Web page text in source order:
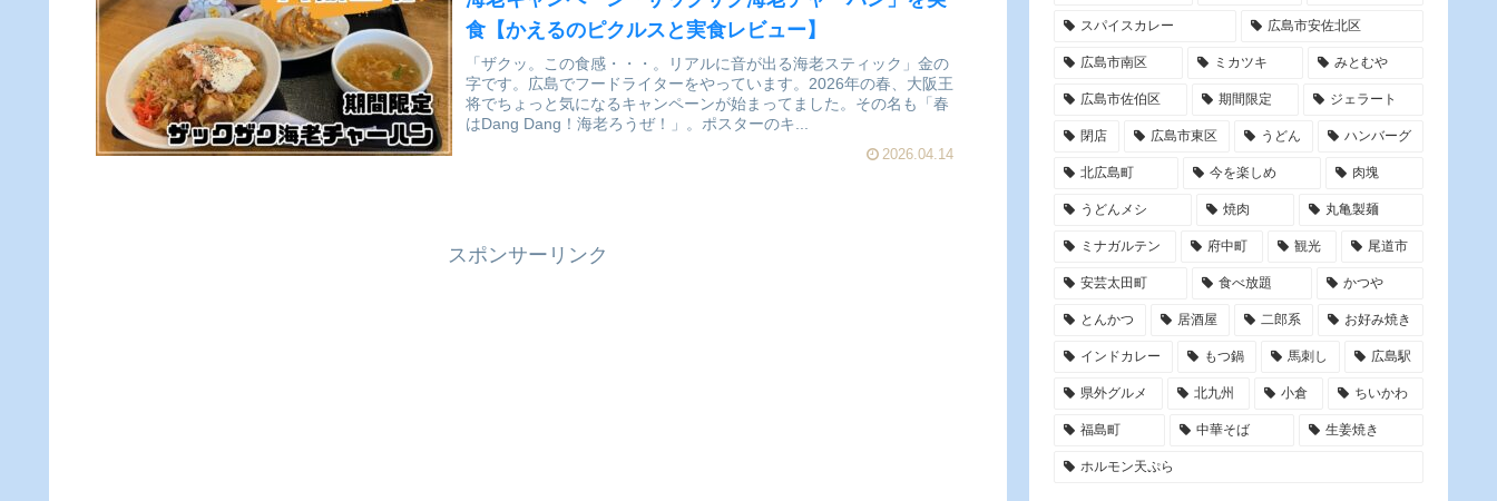
食【かえるのピクルスと実食レビュー】
「ザクッ。この食感・・・。リアルに音が出る海老スティック」金の
字です。広島でフードライターをやっています。2026年の春、大阪王
将でちょっと気になるキャンペーンが始まってました。その名も「春
はDang Dang！海老ろうぜ！」。ポスターのキ...
2026.04.14
スポンサーリンク
スパイスカレー 広島市安佐北区
広島市南区 ミカツキ みとむや
広島市佐伯区 期間限定 ジェラート
閉店 広島市東区 うどん ハンバーグ
北広島町 今を楽しめ 肉塊
うどんメシ 焼肉 丸亀製麺
ミナガルテン 府中町 観光 尾道市
安芸太田町 食べ放題 かつや
とんかつ 居酒屋 二郎系 お好み焼き
インドカレー もつ鍋 馬刺し 広島駅
県外グルメ 北九州 小倉 ちいかわ
福島町 中華そば 生姜焼き
ホルモン天ぷら